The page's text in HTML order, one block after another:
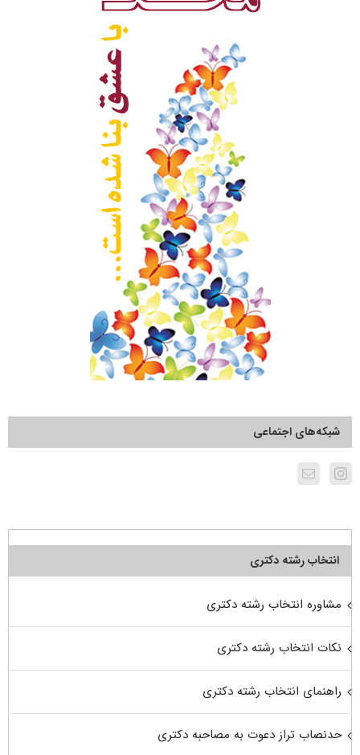
شبکه‌های اجتماعی
انتخاب رشته دکتری
مشاوره انتخاب رشته دکتری
نکات انتخاب رشته دکتری
راهنمای انتخاب رشته دکتری
حدنصاب تراز دعوت به مصاحبه دکتری